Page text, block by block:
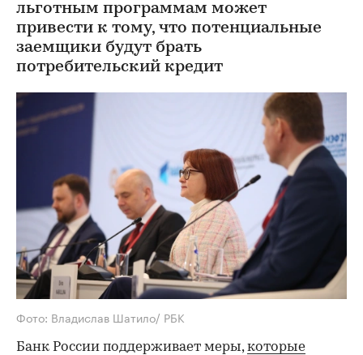
льготным программам может
привести к тому, что потенциальные
заемщики будут брать
потребительский кредит
Фото: Владислав Шатило/ РБК
Банк России поддерживает меры,которые